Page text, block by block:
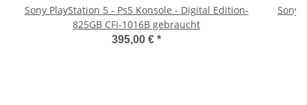
Sony PlayStation 5 - Ps5 Konsole - Digital Edition-
825GB CFI-1016B gebraucht
395,00 € *
Sony